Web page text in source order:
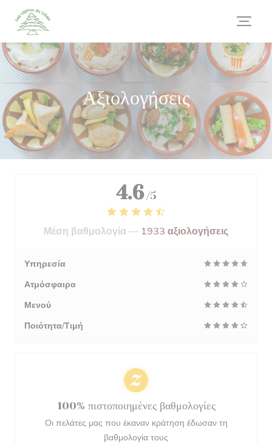
Πίνακας διαχείρισης "Μπισκότων" (Cookies)
Αξιολογήσεις
4.6 /5
Μέση βαθμολογία — 1933 αξιολογήσεις
Υπηρεσία
Ατμόσφαιρα
Μενού
Ποιότητα/Τιμή
100% πιστοποιημένες βαθμολογίες
Οι πελάτες μας που έκαναν κράτηση έδωσαν τη
βαθμολογία τους